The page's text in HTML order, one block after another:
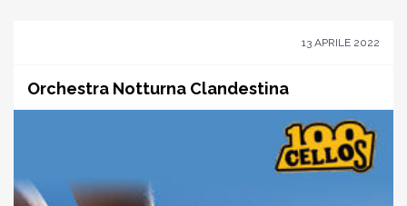
13 APRILE 2022
Orchestra Notturna Clandestina